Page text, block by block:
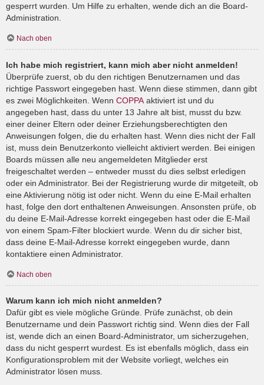
gesperrt wurden. Um Hilfe zu erhalten, wende dich an die Board-
Administration.
Nach oben
Ich habe mich registriert, kann mich aber nicht anmelden!
Überprüfe zuerst, ob du den richtigen Benutzernamen und das
richtige Passwort eingegeben hast. Wenn diese stimmen, dann gibt
es zwei Möglichkeiten. Wenn COPPA aktiviert ist und du
angegeben hast, dass du unter 13 Jahre alt bist, musst du bzw.
einer deiner Eltern oder deiner Erziehungsberechtigten den
Anweisungen folgen, die du erhalten hast. Wenn dies nicht der Fall
ist, muss dein Benutzerkonto vielleicht aktiviert werden. Bei einigen
Boards müssen alle neu angemeldeten Mitglieder erst
freigeschaltet werden – entweder musst du dies selbst erledigen
oder ein Administrator. Bei der Registrierung wurde dir mitgeteilt, ob
eine Aktivierung nötig ist oder nicht. Wenn du eine E-Mail erhalten
hast, folge den dort enthaltenen Anweisungen. Ansonsten prüfe, ob
du deine E-Mail-Adresse korrekt eingegeben hast oder die E-Mail
von einem Spam-Filter blockiert wurde. Wenn du dir sicher bist,
dass deine E-Mail-Adresse korrekt eingegeben wurde, dann
kontaktiere einen Administrator.
Nach oben
Warum kann ich mich nicht anmelden?
Dafür gibt es viele mögliche Gründe. Prüfe zunächst, ob dein
Benutzername und dein Passwort richtig sind. Wenn dies der Fall
ist, wende dich an einen Board-Administrator, um sicherzugehen,
dass du nicht gesperrt wurdest. Es ist ebenfalls möglich, dass ein
Konfigurationsproblem mit der Website vorliegt, welches ein
Administrator lösen muss.